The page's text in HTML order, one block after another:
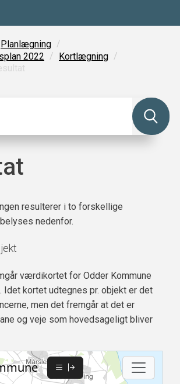
Planlægning /
2022 / Kortlægning /
resulterer i to forskellige
nedenfor.
værdikortet for Odder Kommune
Idet kortet udtegnes pr. objekt er det
men det fremgår at det er
og veje som hovedsageligt bliver